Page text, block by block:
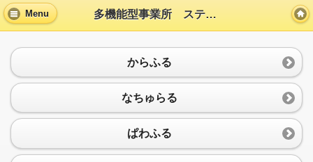
Menu 多機能型事業所 ステキバリエーション
からふる
なちゅらる
ぱわふる